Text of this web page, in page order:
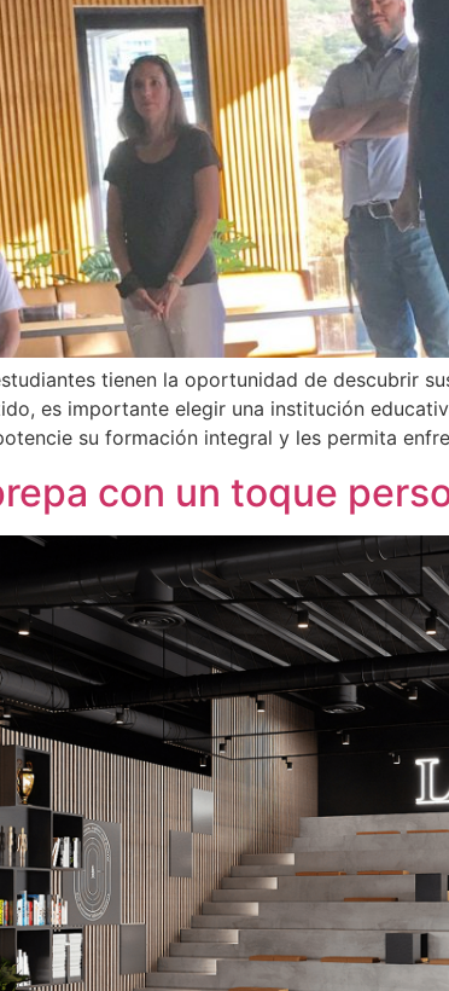
tienen la oportunidad de descubrir
es importante elegir una institución
su formación integral y les permita
con un toque